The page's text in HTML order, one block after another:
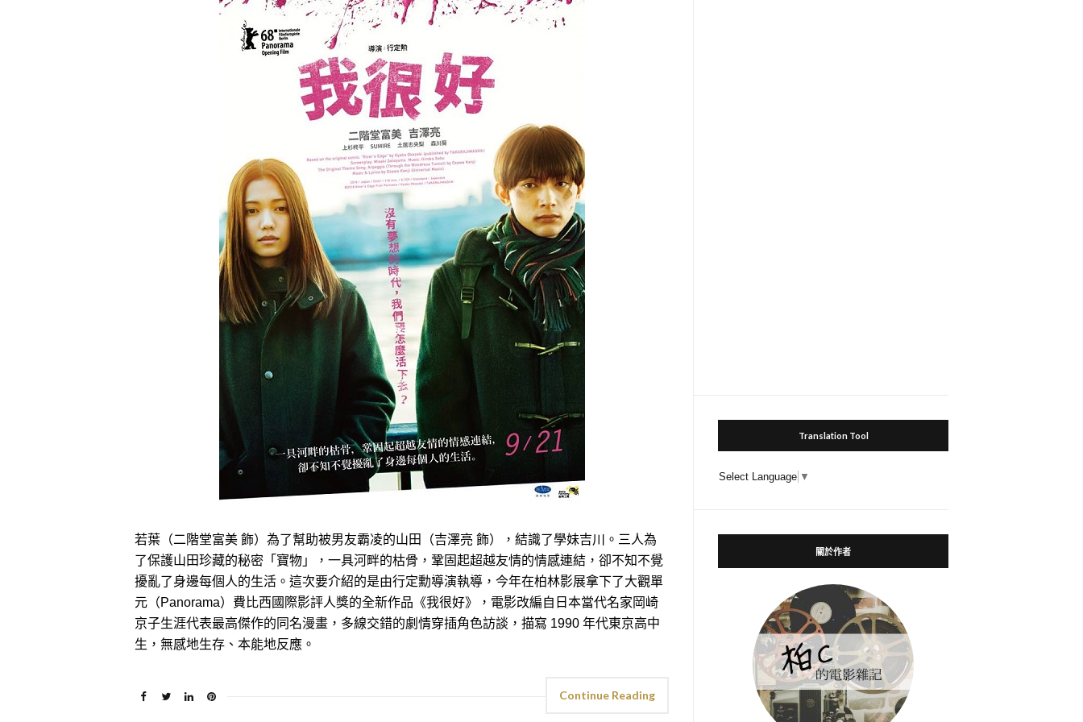
若葉（二階堂富美 飾）為了幫助被男友霸凌的山田（吉澤亮 飾），結識了學妹吉川。三人為
了保護山田珍藏的秘密「寶物」，一具河畔的枯骨，鞏固起超越友情的情感連結，卻不知不覺
擾亂了身邊每個人的生活。這次要介紹的是由行定勳導演執導，今年在柏林影展拿下了大觀單
元（Panorama）費比西國際影評人獎的全新作品《我很好》，電影改編自日本當代名家岡崎
京子生涯代表最高傑作的同名漫畫，多線交錯的劇情穿插角色訪談，描寫 1990 年代東京高中
生，無感地生存、本能地反應。
Continue Reading
Translation Tool
Select Language ▼
關於作者